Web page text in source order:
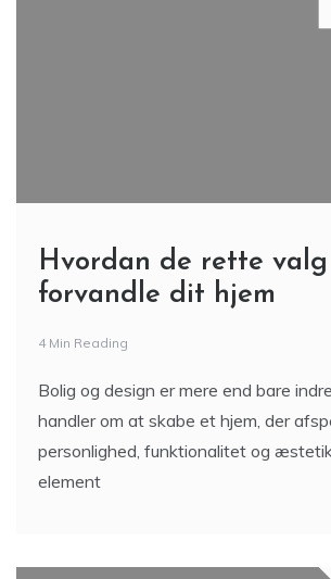
Hvordan de rette
forvandle dit hjem
4 Min Reading
Bolig og design er mere end bare
handler om at skabe et hjem, der
personlighed, funktionalitet og
element